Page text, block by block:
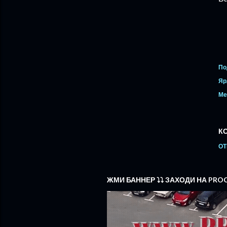
ЖМИ БАННЕР ⤵️⤵️ ЗАХОДИ НА